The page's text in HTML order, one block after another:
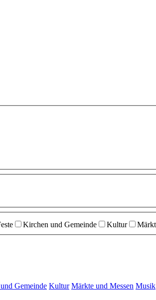
Kirchen und Gemeinde Kultur
Gemeinde Kultur Märkte und Messen Musik